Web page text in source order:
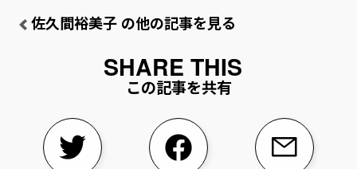
佐久間裕美子 の他の記事を見る
この記事を共有